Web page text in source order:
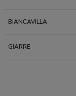
BIANCAVILLA
GIARRE